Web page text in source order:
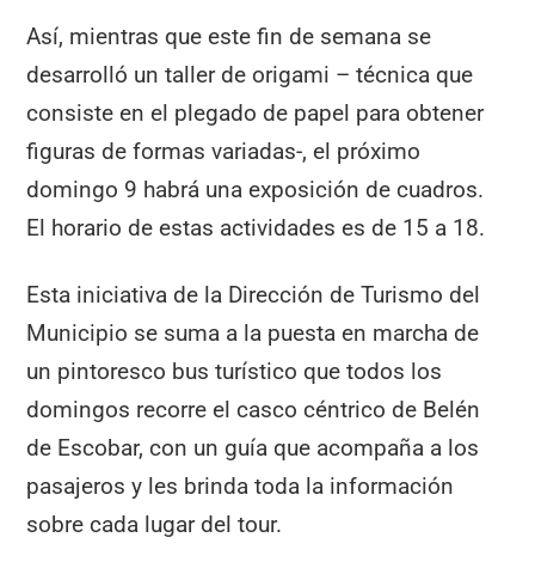
Así, mientras que este fin de semana se
desarrolló un taller de origami – técnica que
consiste en el plegado de papel para obtener
figuras de formas variadas-, el próximo
domingo 9 habrá una exposición de cuadros.
El horario de estas actividades es de 15 a 18.
Esta iniciativa de la Dirección de Turismo del
Municipio se suma a la puesta en marcha de
un pintoresco bus turístico que todos los
domingos recorre el casco céntrico de Belén
de Escobar, con un guía que acompaña a los
pasajeros y les brinda toda la información
sobre cada lugar del tour.